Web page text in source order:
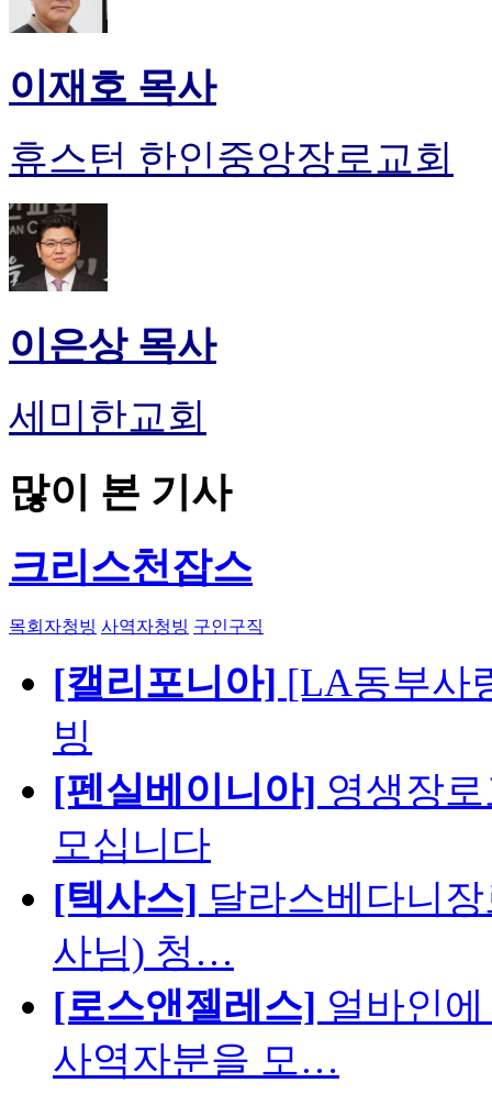
이재호 목사
휴스턴 한인중앙장로교회
이은상 목사
세미한교회
많이 본 기사
크리스천잡스
목회자청빙 사역자청빙 구인구직
[캘리포니아] [LA동부사
빙
[펜실베이니아] 영생장
모십니다
[텍사스] 달라스베다니
사님) 청…
[로스앤젤레스] 얼바인
사역자분을 모…